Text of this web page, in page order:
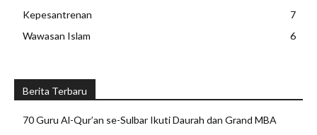
Kepesantrenan
7
Wawasan Islam
6
Berita Terbaru
70 Guru Al-Qur’an se-Sulbar Ikuti Daurah dan Grand MBA